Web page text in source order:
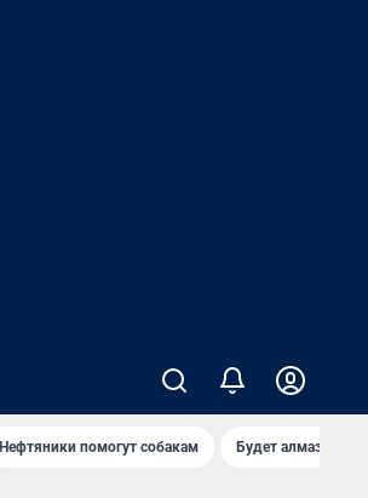
Нефтяники помогут собакам Будет алмазный